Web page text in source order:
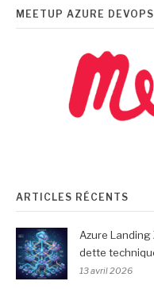
MEETUP AZURE
ARTICLES RÉCENTS
Azure
dette
13 avril 2026